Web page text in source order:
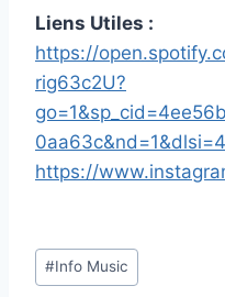
Liens Utiles :
https://
rig63c2U?
https://
Étiquettes
de
#Info Music